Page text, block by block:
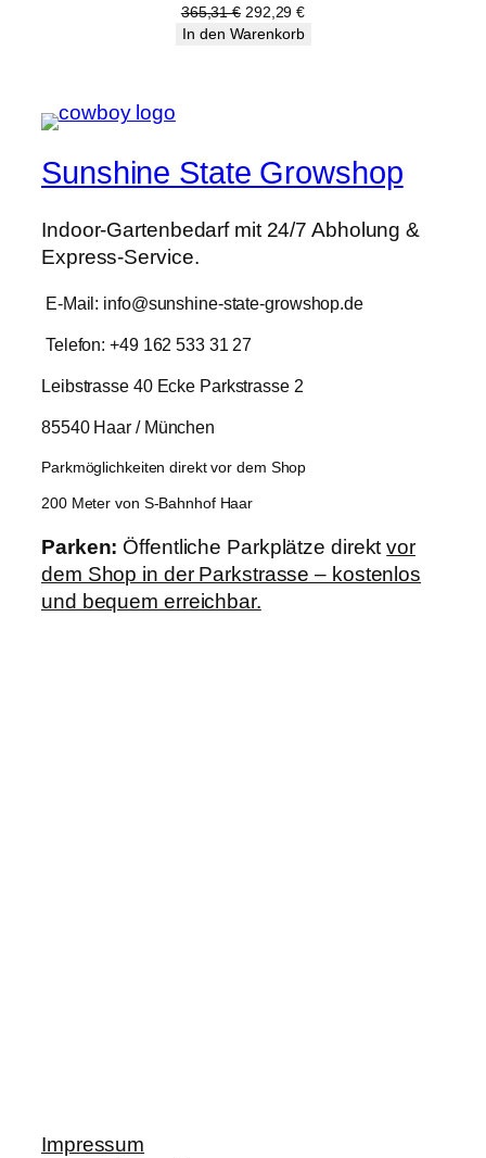
Angebot365,31€ Ursprünglicher
Preis
292,29€Aktueller
Preis
In den Warenkorb
Sunshine State Growshop
Indoor-Gartenbedarf mit 24/7 Abholung &
Express-Service.
E-Mail: info@sunshine-state-growshop.de
Telefon: +49 162 533 31 27
Leibstrasse 40 Ecke Parkstrasse 2
85540 Haar / München
Parkmöglichkeiten direkt vor dem Shop
200 Meter von S-Bahnhof Haar
Parken: Öffentliche Parkplätze direktvor
dem Shop in der Parkstrasse – kostenlos
und bequem erreichbar.
Impressum